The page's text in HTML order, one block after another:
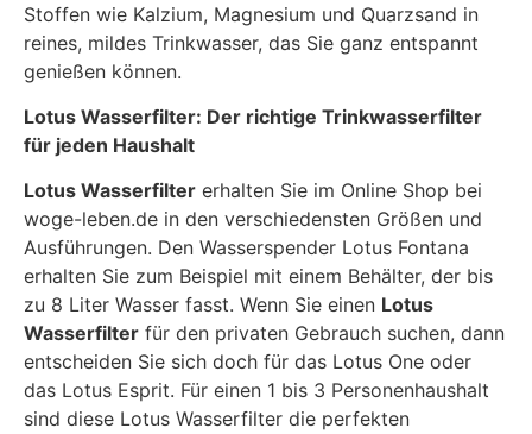
Stoffen wie Kalzium, Magnesium und Quarzsand in
reines, mildes Trinkwasser, das Sie ganz entspannt
genießen können.
Lotus Wasserfilter: Der richtige Trinkwasserfilter
für jeden Haushalt
Lotus Wasserfilter erhalten Sie im Online Shop bei
woge-leben.de in den verschiedensten Größen und
Ausführungen. Den Wasserspender Lotus Fontana
erhalten Sie zum Beispiel mit einem Behälter, der bis
zu 8 Liter Wasser fasst. Wenn Sie einen Lotus
Wasserfilter für den privaten Gebrauch suchen, dann
entscheiden Sie sich doch für das Lotus One oder
das Lotus Esprit. Für einen 1 bis 3 Personenhaushalt
sind diese Lotus Wasserfilter die perfekten